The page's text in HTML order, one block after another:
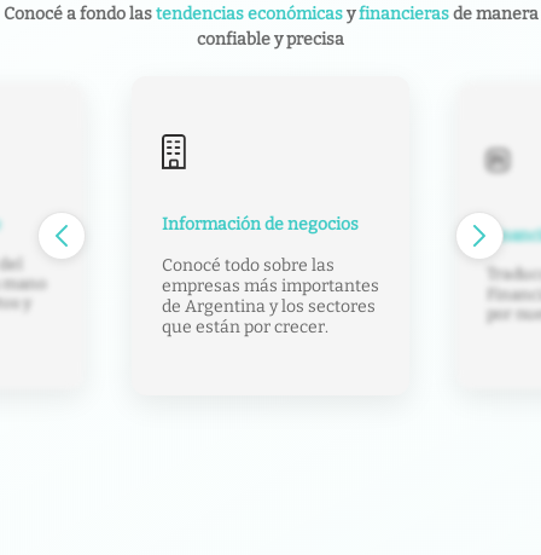
Conocé a fondo lastendencias económicasyfinancierasde manera
confiable y precisa
y
Información de negocios
Conocé todo sobre las
empresas más importantes
de Argentina y los sectores
que están por crecer.
por